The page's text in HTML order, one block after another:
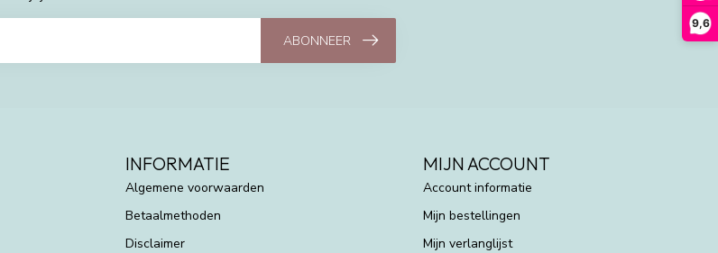
9,6
ABONNEER
INFORMATIE
Algemene voorwaarden
Betaalmethoden
Disclaimer
MIJN ACCOUNT
Account informatie
Mijn bestellingen
Mijn verlanglijst